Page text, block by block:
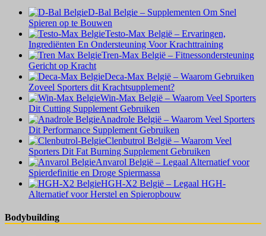
D-Bal Belgie – Supplementen Om Snel
Spieren op te Bouwen
Testo-Max België – Ervaringen,
Ingrediënten En Ondersteuning Voor Krachttraining
Tren-Max België – Fitnessondersteuning
Gericht op Kracht
Deca-Max België – Waarom Gebruiken
Zoveel Sporters dit Krachtsupplement?
Win-Max België – Waarom Veel Sporters
Dit Cutting Supplement Gebruiken
Anadrole België – Waarom Veel Sporters
Dit Performance Supplement Gebruiken
Clenbutrol België – Waarom Veel
Sporters Dit Fat Burning Supplement Gebruiken
Anvarol België – Legaal Alternatief voor
Spierdefinitie en Droge Spiermassa
HGH-X2 België – Legaal HGH-
Alternatief voor Herstel en Spieropbouw
Bodybuilding